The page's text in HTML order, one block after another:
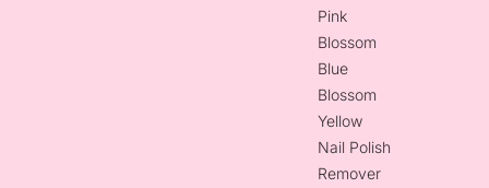
Pink
Blossom
Blue
Blossom
Yellow
Nail Polish
Remover